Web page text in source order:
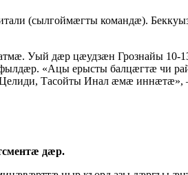
(сылгоймæгты командæ).
Уый дæр цæудзæн Грознайы 10-
«Ацы ерысты балцæгтæ чи
Тасойты Инал æмæ
дæр.